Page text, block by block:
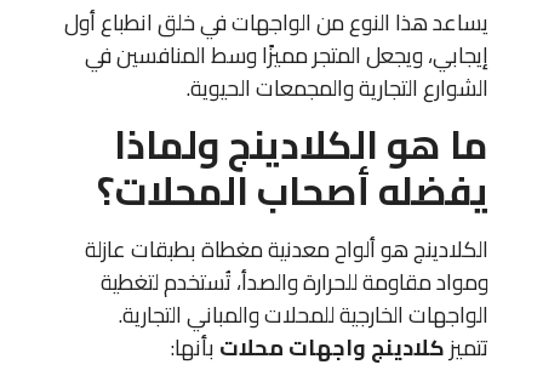
يساعد هذا النوع من الواجهات في خلق انطباع أول
إيجابي، ويجعل المتجر مميزًا وسط المنافسين في
الشوارع التجارية والمجمعات الحيوية.
ما هو الكلادينج ولماذا
يفضله أصحاب المحلات؟
الكلادينج هو ألواح معدنية مغطاة بطبقات عازلة
ومواد مقاومة للحرارة والصدأ، تُستخدم لتغطية
الواجهات الخارجية للمحلات والمباني التجارية.
تتميزكلادينج واجهات محلاتبأنها: